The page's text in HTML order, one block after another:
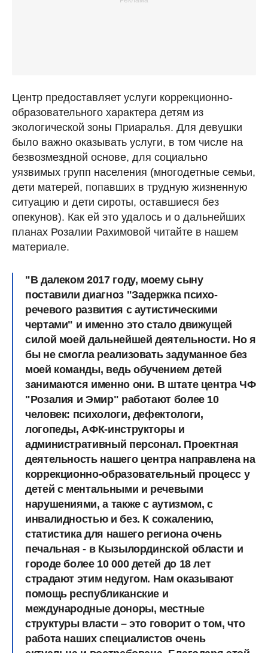
Центр предоставляет услуги коррекционно-
образовательного характера детям из
экологической зоны Приаралья. Для девушки
было важно оказывать услуги, в том числе на
безвозмездной основе, для социально
уязвимых групп населения (многодетные семьи,
дети матерей, попавших в трудную жизненную
ситуацию и дети сироты, оставшиеся без
опекунов). Как ей это удалось и о дальнейших
планах Розалии Рахимовой читайте в нашем
материале.
"В далеком 2017 году, моему сыну
поставили диагноз "Задержка психо-
речевого развития с аутистическими
чертами" и именно это стало движущей
силой моей дальнейшей деятельности. Но я
бы не смогла реализовать задуманное без
моей команды, ведь обучением детей
занимаются именно они. В штате центра ЧФ
"Розалия и Эмир" работают более 10
человек: психологи, дефектологи,
логопеды, АФК-инструкторы и
административный персонал. Проектная
деятельность нашего центра направлена на
коррекционно-образовательный процесс у
детей с ментальными и речевыми
нарушениями, а также с аутизмом, с
инвалидностью и без. К сожалению,
статистика для нашего региона очень
печальная - в Кызылординской области и
городе более 10 000 детей до 18 лет
страдают этим недугом. Нам оказывают
помощь республиканские и
международные доноры, местные
структуры власти – это говорит о том, что
работа наших специалистов очень